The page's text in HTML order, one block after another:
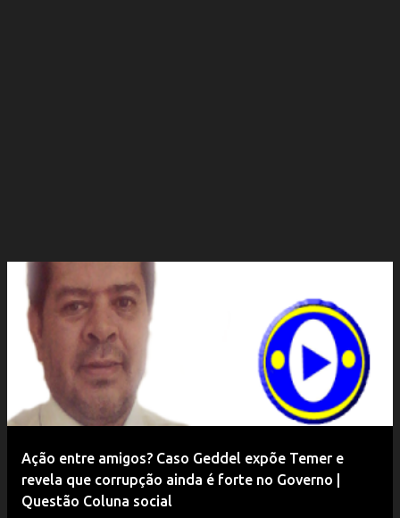
Ação entre amigos? Caso Geddel expõe Temer e
revela que corrupção ainda é forte no Governo |
Questão Coluna social